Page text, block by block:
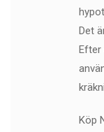
Det
Efter
Köp